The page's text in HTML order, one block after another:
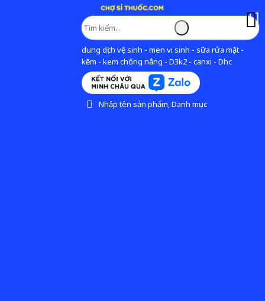
dung dịch vệ sinh - men vi sinh - sữa rửa mặt -
kẽm - kem chống nắng - D3k2 - canxi - Dhc
Nhập tên sản phẩm, Danh mục